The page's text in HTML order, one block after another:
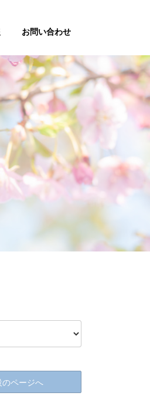
お問い合わせ
のページへ